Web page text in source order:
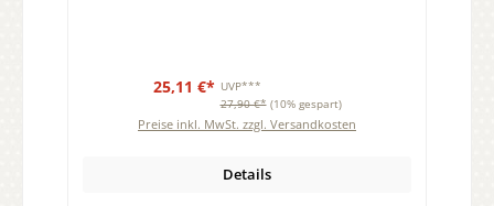
25,11 €* UVP***
27,90 €* (10% gespart)
Preise inkl. MwSt. zzgl. Versandkosten
Details